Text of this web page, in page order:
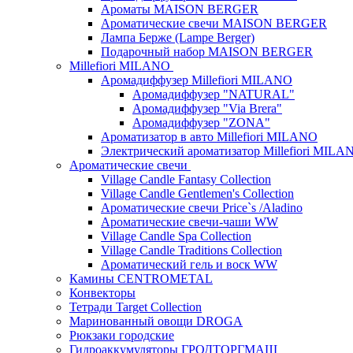
Ароматы MAISON BERGER
Ароматические свечи MAISON BERGER
Лампа Берже (Lampe Berger)
Подарочный набор MAISON BERGER
Millefiori MILANO
Аромадиффузер Millefiori MILANO
Аромадиффузер "NATURAL"
Аромадиффузер "Via Brera"
Аромадиффузер "ZONA"
Ароматизатор в авто Millefiori MILANO
Электрический ароматизатор Millefiori
Ароматические свечи
Village Candle Fantasy Collection
Village Candle Gentlemen's Collection
Ароматические свечи Price`s /Aladino
Ароматические свечи-чаши WW
Village Candle Spa Collection
Village Candle Traditions Collection
Ароматический гель и воск WW
Камины CENTROMETAL
Конвекторы
Тетради Target Collection
Маринованный овощи DROGA
Рюкзаки городские
Гидроаккумуляторы ГРОДТОРГМАШ